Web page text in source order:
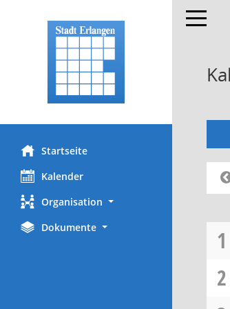
Startseite
Kalender
Organisation
Dokumente
Toggle
1
2